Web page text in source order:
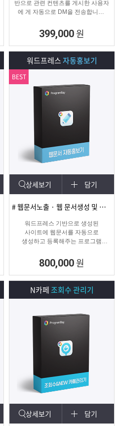
반으로 관련 컨텐츠를 게시한 사용자
에 게 자동으로 DM을 전송합니다.
수 등 특정 타겟의 인스타그래머에게
DM을 발송하여 관심을 끌 수 있습니
다.
399,000 원
워드프레스자동홍보기
상세보기 담기
# 웹문서노출 · 웹 문서생성 및 등록
워드프레스 기반으로 생성된
사이트에 웹문서를 자동으로
생성하고 등록해주는 프로그램
800,000 원
BEST
N카페조회수 관리기
상세보기 담기